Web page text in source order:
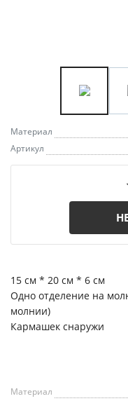
Материал
Артикул
15 см * 20 см * 6 см
Одно отделение на
молнии)
Кармашек снаружи
Материал